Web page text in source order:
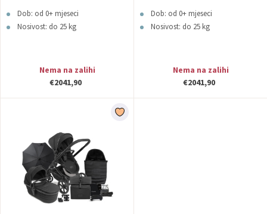
Dob: od 0+ mjeseci
Nosivost: do 25 kg
Nema na zalihi
€2041,90
Dob: od 0+ mjeseci
Nosivost: do 25 kg
Nema na zalihi
€2041,90